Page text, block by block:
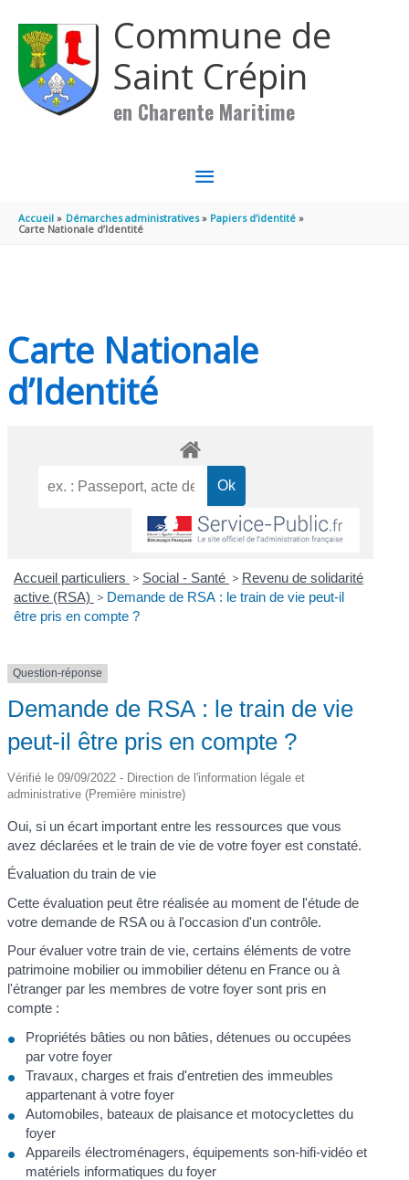
Commune de
Saint Crépin
en Charente Maritime
MENU
PRINCIPAL
Accueil Démarches administratives
Papiers d’identité
Carte Nationale d’Identité
Carte Nationale
d’Identité
Accueil particuliers > Social - Santé > Revenu de solidarité
active (RSA) > Demande de RSA : le train de vie peut-il
être pris en compte ?
Question-réponse
Demande de RSA : le train de vie
peut-il être pris en compte ?
Vérifié le 09/09/2022 - Direction de l'information légale et
administrative (Première ministre)
Oui, si un écart important entre les ressources que vous
avez déclarées et le train de vie de votre foyer est constaté.
Évaluation du train de vie
Cette évaluation peut être réalisée au moment de l'étude de
votre demande de RSA ou à l'occasion d'un contrôle.
Pour évaluer votre train de vie, certains éléments de votre
patrimoine mobilier ou immobilier détenu en France ou à
l'étranger par les membres de votre foyer sont pris en
compte :
Propriétés bâties ou non bâties, détenues ou occupées
par votre foyer
Travaux, charges et frais d'entretien des immeubles
appartenant à votre foyer
Automobiles, bateaux de plaisance et motocyclettes du
foyer
Appareils électroménagers, équipements son-hifi-vidéo et
matériels informatiques du foyer